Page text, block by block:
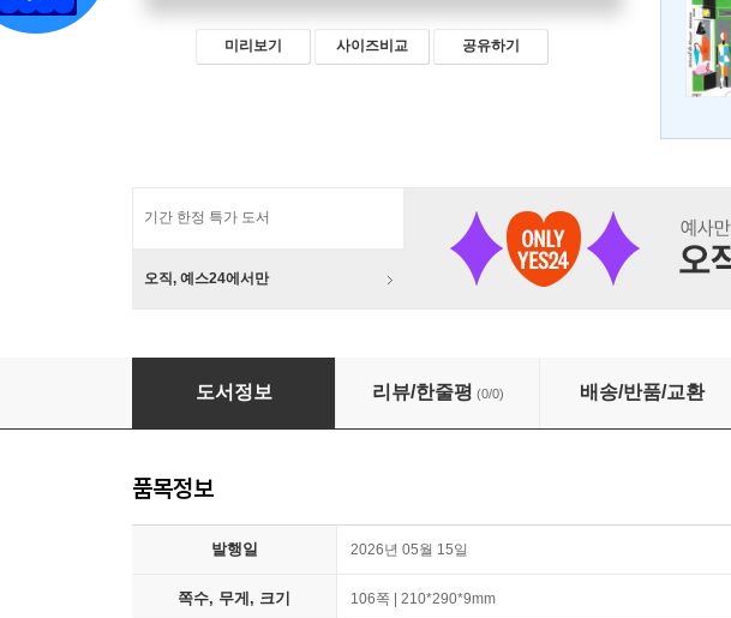
미리보기 사이즈비교 공유하기
기간 한정 특가 도서
오직, 예스24에서만
정(情) (큰글자책)
도서정보 리뷰/한줄평 (0/0) 배송/반품/교환
품목정보
발행일 2026년 05월 15일
쪽수, 무게, 크기 106쪽 | 210*290*9mm